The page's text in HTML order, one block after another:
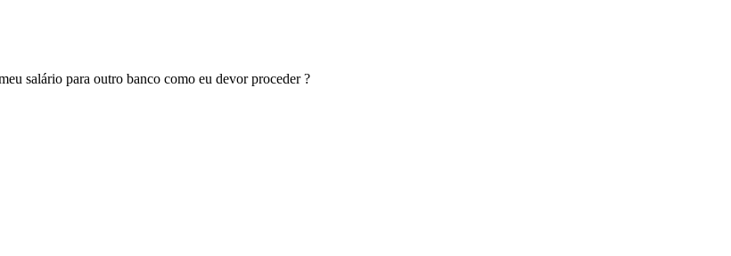
salário para outro banco como eu devor proceder ?